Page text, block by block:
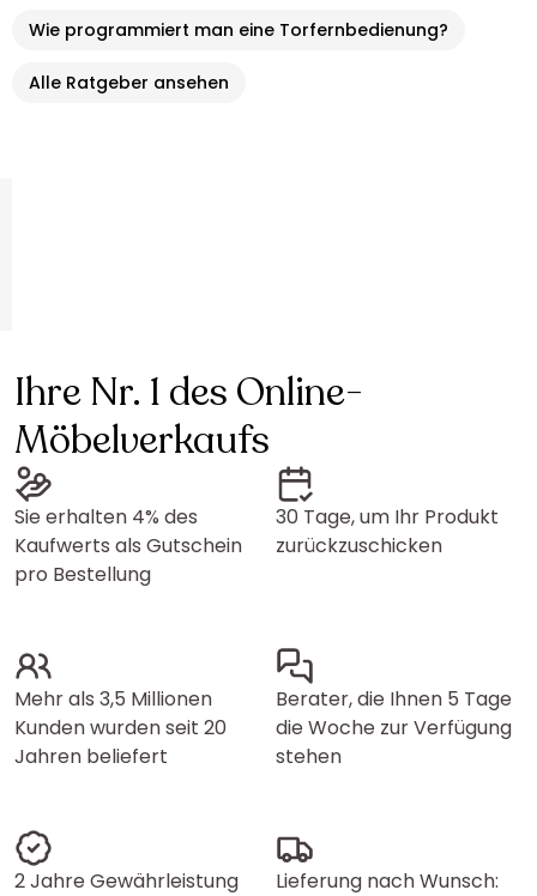
Wie programmiert man eine Torfernbedienung?
Alle Ratgeber ansehen
Ihre Nr. 1 des Online-
Möbelverkaufs
Sie erhalten 4% des
Kaufwerts als Gutschein
pro Bestellung
30 Tage, um Ihr Produkt
zurückzuschicken
Mehr als 3,5 Millionen
Kunden wurden seit 20
Jahren beliefert
Berater, die Ihnen 5 Tage
die Woche zur Verfügung
stehen
2 Jahre Gewährleistung
Lieferung nach Wunsch: